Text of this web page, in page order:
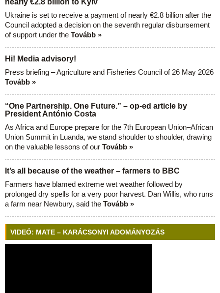
nearly €2.8 billion to Kyiv
Ukraine is set to receive a payment of nearly €2.8 billion after the
Council adopted a decision on the seventh regular disbursement
of support under the Tovább »
Hi! Media advisory!
Press briefing – Agriculture and Fisheries Council of 26 May 2026
Tovább »
“One Partnership. One Future.” – op-ed article by
President António Costa
As Africa and Europe prepare for the 7th European Union–African
Union Summit in Luanda, we stand shoulder to shoulder, drawing
on the valuable lessons of our Tovább »
It’s all because of the weather – farmers to BBC
Farmers have blamed extreme wet weather followed by
prolonged dry spells for a very poor harvest. Dan Willis, who runs
a farm near Newbury, said the Tovább »
VIDEÓ: MATE – KARÁCSONYI ADOMÁNYOZÁS